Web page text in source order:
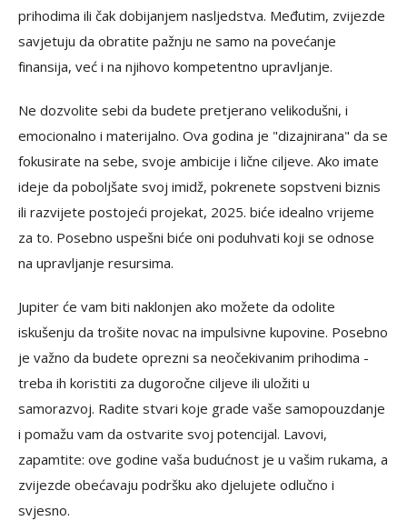
prihodima ili čak dobijanjem nasljedstva. Međutim, zvijezde
savjetuju da obratite pažnju ne samo na povećanje
finansija, već i na njihovo kompetentno upravljanje.
Ne dozvolite sebi da budete pretjerano velikodušni, i
emocionalno i materijalno. Ova godina je "dizajnirana" da se
fokusirate na sebe, svoje ambicije i lične ciljeve. Ako imate
ideje da poboljšate svoj imidž, pokrenete sopstveni biznis
ili razvijete postojeći projekat, 2025. biće idealno vrijeme
za to. Posebno uspešni biće oni poduhvati koji se odnose
na upravljanje resursima.
Jupiter će vam biti naklonjen ako možete da odolite
iskušenju da trošite novac na impulsivne kupovine. Posebno
je važno da budete oprezni sa neočekivanim prihodima -
treba ih koristiti za dugoročne ciljeve ili uložiti u
samorazvoj. Radite stvari koje grade vaše samopouzdanje
i pomažu vam da ostvarite svoj potencijal. Lavovi,
zapamtite: ove godine vaša budućnost je u vašim rukama, a
zvijezde obećavaju podršku ako djelujete odlučno i
svjesno.